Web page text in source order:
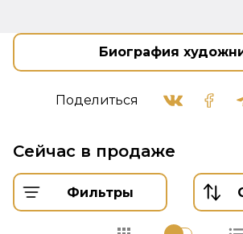
Биография
Поделиться
Сейчас в продаже
Фильтры